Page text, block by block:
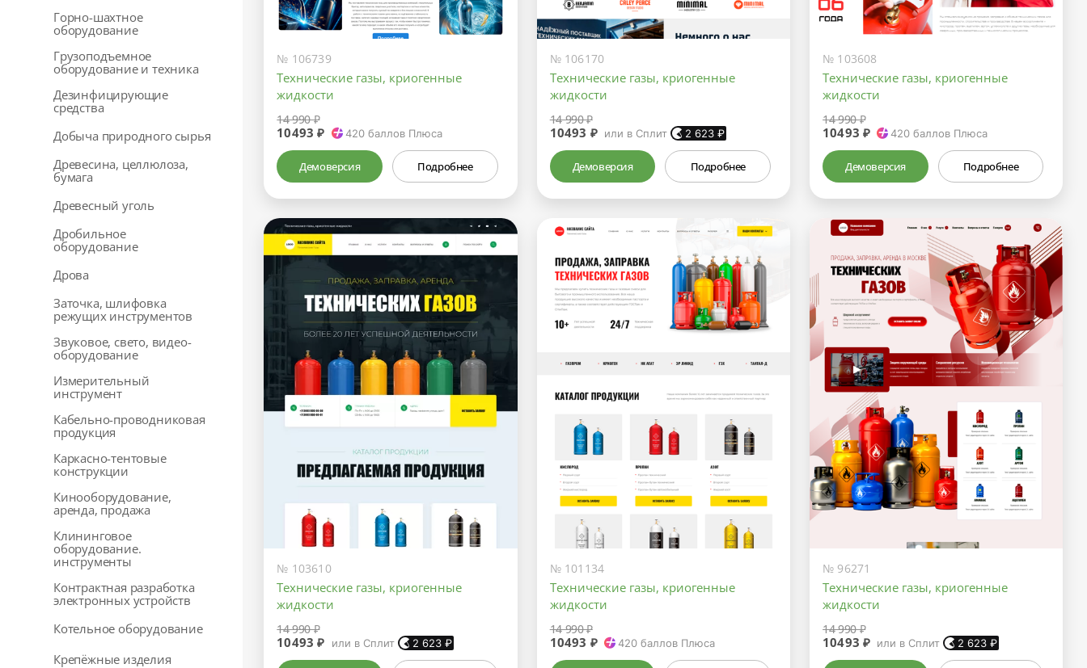
Горно-шахтное
оборудование
Грузоподъемное
оборудование и техника
Дезинфицирующие
средства
Добыча природного сырья
Древесина, целлюлоза,
бумага
Древесный уголь
Дробильное
оборудование
Дрова
Заточка, шлифовка
режущих инструментов
Звуковое, свето, видео-
оборудование
Измерительный
инструмент
Кабельно-проводниковая
продукция
Каркасно-тентовые
конструкции
Кинооборудование,
аренда, продажа
Клининговое
оборудование.
инструменты
Контрактная разработка
электронных устройств
Котельное оборудование
Крепёжные изделия
№ 106739
Технические газы, криогенные
жидкости
14 990 ₽
10493 ₽ 420баллов Плюса
Демоверсия Подробнее
№ 106170
Технические газы, криогенные
жидкости
14 990 ₽
10493 ₽ или в Сплит 2 623 ₽
Демоверсия Подробнее
№ 103608
Технические газы, криогенные
жидкости
14 990 ₽
10493 ₽ 420 баллов Плюса
Демоверсия Подробнее
№ 103610
Технические газы, криогенные
жидкости
14 990 ₽
10493 ₽ или в Сплит 2 623₽
№ 101134
Технические газы, криогенные
жидкости
14 990 ₽
10493 ₽ 420 баллов Плюса
№ 96271
Технические газы, криогенные
жидкости
14 990 ₽
10493 ₽ или в Сплит 2 623 ₽